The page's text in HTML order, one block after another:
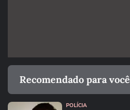
Recomendado para você
POLÍCIA